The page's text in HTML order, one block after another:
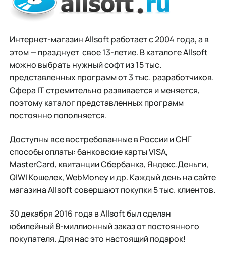
Интернет-магазин Allsoft работает с 2004 года, а в
этом — празднует свое 13-летие. В каталоге Allsoft
можно выбрать нужный софт из 15 тыс.
представленных программ от 3 тыс. разработчиков.
Сфера IT стремительно развивается и меняется,
поэтому каталог представленных программ
постоянно пополняется.
Доступны все востребованные в России и СНГ
способы оплаты: банковские карты VISA,
MasterCard, квитанции Сбербанка, Яндекс.Деньги,
QIWI Кошелек, WebMoney и др. Каждый день на сайте
магазина Allsoft совершают покупки 5 тыс. клиентов.
30 декабря 2016 года в Allsoft был сделан
юбилейный 8-миллионный заказ от постоянного
покупателя. Для нас это настоящий подарок!